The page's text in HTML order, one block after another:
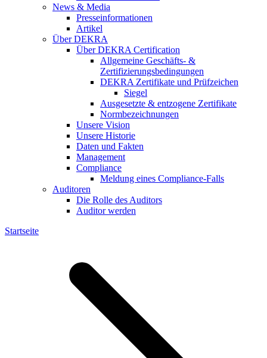
News & Media
Presseinformationen
Artikel
Über DEKRA
Über DEKRA Certification
Allgemeine Geschäfts- &
Zertifizierungsbedingungen
DEKRA Zertifikate und Prüfzeichen
Siegel
Ausgesetzte & entzogene Zertifikate
Normbezeichnungen
Unsere Vision
Unsere Historie
Daten und Fakten
Management
Compliance
Meldung eines Compliance-Falls
Auditoren
Die Rolle des Auditors
Auditor werden
Startseite